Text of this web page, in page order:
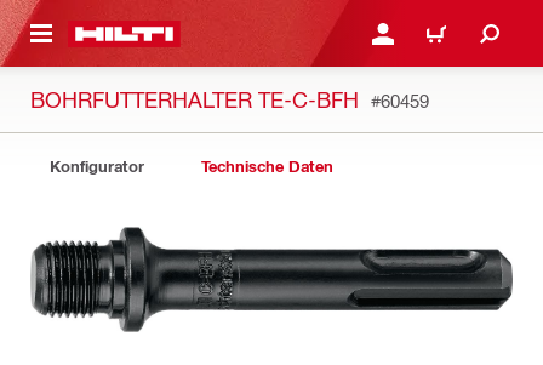
ANMELDEN ODER
WARENKORB
BOHRFUTTERHALTER TE-C-BFH #60459
Konfigurator Technische Daten